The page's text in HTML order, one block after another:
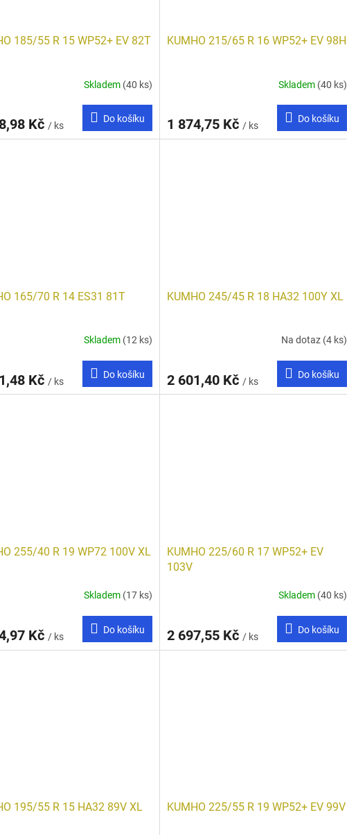
185/55 R 15 WP52+ EV 82T
Skladem (40 ks)
Kč / ks
Do košíku
KUMHO 215/65 R 16 WP52+ EV 98H
Skladem (40 ks)
1 874,75 Kč / ks
Do košíku
165/70 R 14 ES31 81T
Skladem (12 ks)
Kč / ks
Do košíku
KUMHO 245/45 R 18 HA32 100Y XL
Na dotaz (4 ks)
2 601,40 Kč / ks
Do košíku
255/40 R 19 WP72 100V XL
Skladem (17 ks)
Kč / ks
Do košíku
KUMHO 225/60 R 17 WP52+ EV
103V
Skladem (40 ks)
2 697,55 Kč / ks
Do košíku
195/55 R 15 HA32 89V XL KUMHO 225/55 R 19 WP52+ EV 99V